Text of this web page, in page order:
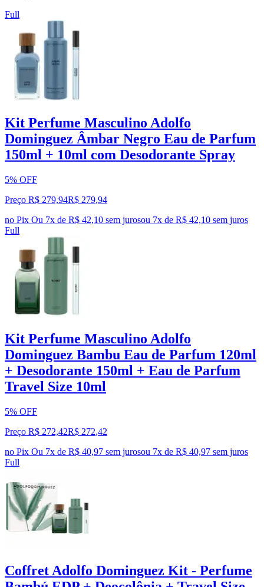
Full
Kit Perfume Masculino Adolfo
Dominguez Âmbar Negro Eau de Parfum
150ml + 10ml com Desodorante Spray
5% OFF
Preço R$ 279,94R$ 279,94
no Pix Ou 7x de R$ 42,10 sem jurosou 7x de R$ 42,10 sem juros
Full
Kit Perfume Masculino Adolfo
Dominguez Bambu Eau de Parfum 120ml
+ Desodorante 150ml + Eau de Parfum
Travel Size 10ml
5% OFF
Preço R$ 272,42R$ 272,42
no Pix Ou 7x de R$ 40,97 sem jurosou 7x de R$ 40,97 sem juros
Full
Coffret Adolfo Dominguez Kit - Perfume